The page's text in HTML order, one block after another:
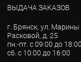
ВЫДАЧА ЗАКАЗОВ
г. Брянск, ул. Марины
Расковой, д. 25
пн.-пт. с 09:00 до 18:00
сб. с 10:00 до 16:00